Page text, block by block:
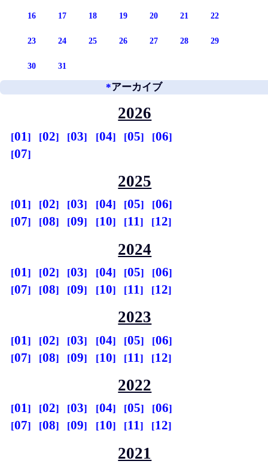
16 17 18 19 20 21 22
23 24 25 26 27 28 29
30 31
*アーカイブ
2026
01 02 03 04 05
06
07
2025
01 02 03 04 05
06
07
08 09 10 11 12
2024
01 02 03 04 05
06
07
08 09 10 11 12
2023
01 02 03 04 05
06
07
08 09 10 11 12
2022
01 02 03 04 05
06
07
08 09 10 11 12
2021